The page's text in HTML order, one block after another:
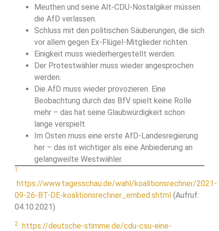
Meuthen und seine Alt-CDU-Nostalgiker müssen
die AfD verlassen.
Schluss mit den politischen Säuberungen, die sich
vor allem gegen Ex-Flügel-Mitglieder richten.
Einigkeit muss wiederhergestellt werden.
Der Protestwähler muss wieder angesprochen
werden.
Die AfD muss wieder provozieren. Eine
Beobachtung durch das BfV spielt keine Rolle
mehr – das hat seine Glaubwürdigkeit schon
lange verspielt.
Im Osten muss eine erste AfD-Landesregierung
her – das ist wichtiger als eine Anbiederung an
gelangweilte Westwähler.
1
https://www.tagesschau.de/wahl/koalitionsrechner/2021-
09-26-BT-DE-koalitionsrechner_embed.shtml (Aufruf:
04.10.2021).
2
https://deutsche-stimme.de/cdu-csu-eine-